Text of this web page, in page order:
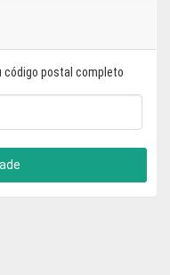
código postal completo